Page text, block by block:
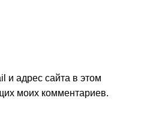
и адрес сайта в этом
моих комментариев.